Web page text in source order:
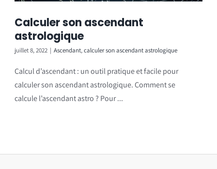
Calculer son ascendant
astrologique
juillet 8, 2022 | Ascendant,calculer son ascendant astrologique
Calcul d’ascendant : un outil pratique et facile pour
calculer son ascendant astrologique. Comment se
calcule l’ascendant astro ? Pour ...